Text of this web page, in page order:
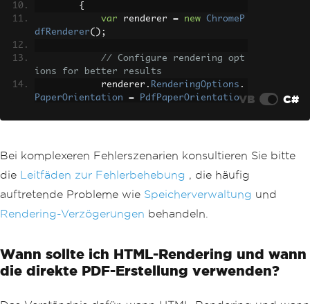
{
var renderer = new
ChromeP
dfRenderer();
// Configure rendering opt
ions for better results
            renderer
. RenderingOptions .
PaperOrientation
=
PdfPaperOrientatio
            renderer
RenderingOptions
MarginBottom
            renderer
.RenderingOptions.
PrintHtmlBackgrounds
true
// Generate the PDF
// Ensure directory exists
VB C#
Bei komplexeren Fehlerszenarien konsultieren Sie bitte
die Leitfäden zur Fehlerbehebung , die häufig
auftretende Probleme wie Speicherverwaltung und
Rendering-Verzögerungen behandeln.
Wann sollte ich HTML-Rendering und wann
die direkte PDF-Erstellung verwenden?